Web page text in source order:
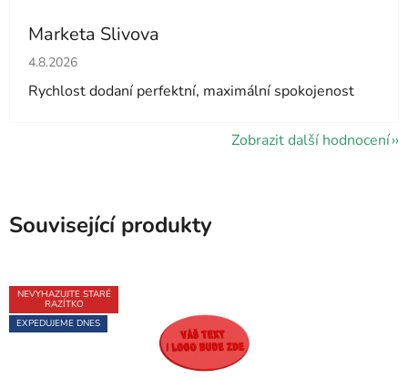
Marketa Slivova
Hodnocení obchodu je 5 z 5 hvězdiček.
4.8.2026
Rychlost dodaní perfektní, maximální spokojenost
Zobrazit další hodnocení
Související produkty
NEVYHAZUJTE STARÉ
RAZÍTKO
EXPEDUJEME DNES